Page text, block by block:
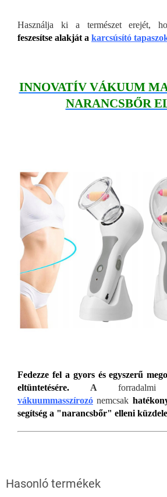
Használja ki a természet erejét,
feszesítse alakját a karcsúsító
INNOVATÍV VÁKUUM
NARANCSBŐR
Fedezze fel a gyors és egyszerű
eltüntetésére. A
vákuummasszírozó nemcsak
segítség a "narancsbőr" elleni